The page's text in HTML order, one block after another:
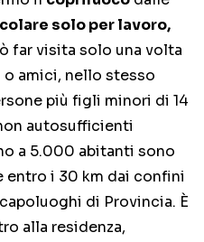
solo per lavoro,
far visita solo una volta
o amici, nello stesso
più figli minori di 14
autosufficienti
a 5.000 abitanti sono
i 30 km dai confini
di Provincia. È
alla residenza,